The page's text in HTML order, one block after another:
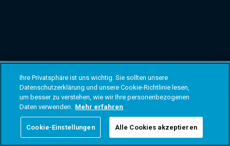
Ihre Privatsphäre ist uns wichtig. Sie sollten unsere
Datenschutzerklärung und unsere Cookie-Richtlinie lesen,
um besser zu verstehen, wie wir Ihre personenbezogenen
Daten verwenden. Mehr erfahren
Cookie-Einstellungen Alle Cookies akzeptieren